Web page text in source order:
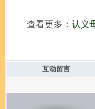
查看更多： 认义
互动留言